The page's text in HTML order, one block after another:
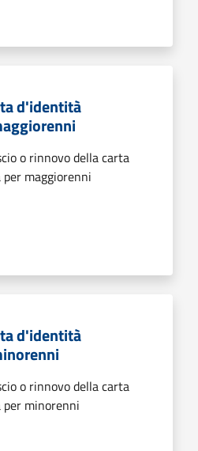
d'identità
o rinnovo della carta
maggiorenni
d'identità
o rinnovo della carta
minorenni